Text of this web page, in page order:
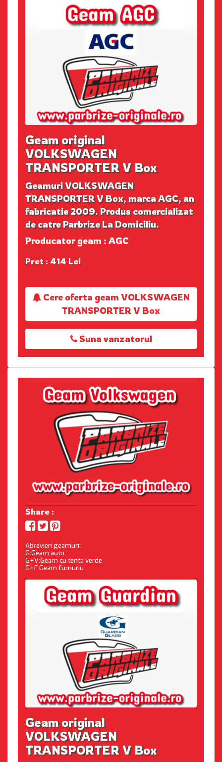
Geam original
VOLKSWAGEN
TRANSPORTER V Box
Geamuri VOLKSWAGEN
TRANSPORTER V Box, marca AGC, an
fabricatie 2009. Produs comercializat
de catre Parbrize La Domiciliu.
Producator geam : AGC
Pret : 414 Lei
Cere oferta geam VOLKSWAGEN
TRANSPORTER V Box
Suna vanzatorul
Share :
Abrevieri geamuri:
G:Geam auto
G+V:Geam cu tenta verde
G+F:Geam fumuriu
Geam original
VOLKSWAGEN
TRANSPORTER V Box